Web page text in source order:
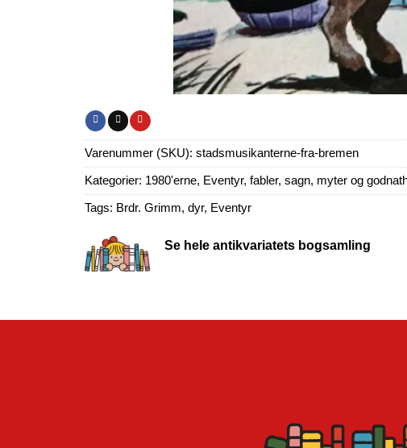
Varenummer (SKU): stadsmusikanterne-fra-bremen
Kategorier: 1980'erne, Eventyr, fabler, sagn, myter og
Tags: Brdr. Grimm, dyr, Eventyr
Se hele antikvariatets bogsamling